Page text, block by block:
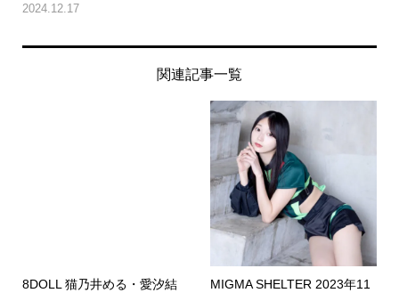
2024.12.17
関連記事一覧
8DOLL 猫乃井める・愛汐結
MIGMA SHELTER 2023年11